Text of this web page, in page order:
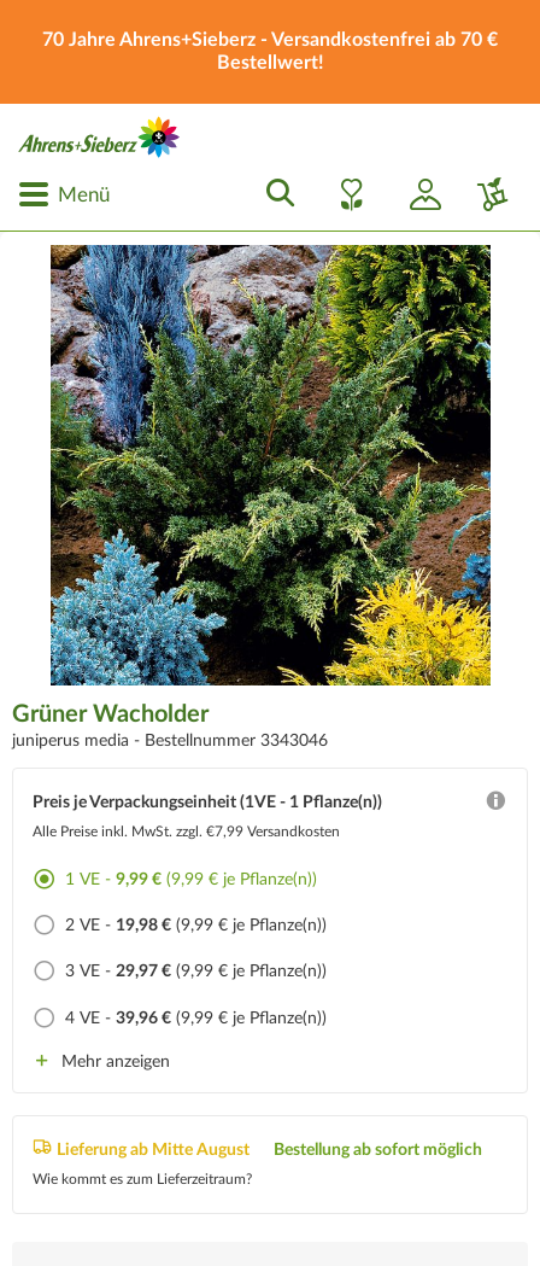
70 Jahre Ahrens+Sieberz - Versandkostenfrei ab 70 €
Bestellwert!
Menü
Grüner Wacholder
juniperus media - Bestellnummer 3343046
Preis je Verpackungseinheit (1VE - 1 Pflanze(n))
Alle Preise inkl. MwSt. zzgl. €7,99 Versandkosten
1 VE - 9,99 € (9,99 € je Pflanze(n))
2 VE - 19,98 € (9,99 € je Pflanze(n))
3 VE - 29,97 € (9,99 € je Pflanze(n))
4 VE - 39,96 € (9,99 € je Pflanze(n))
Mehr anzeigen
Lieferung ab Mitte August
Wie kommt es zum Lieferzeitraum?
Bestellung ab sofort möglich